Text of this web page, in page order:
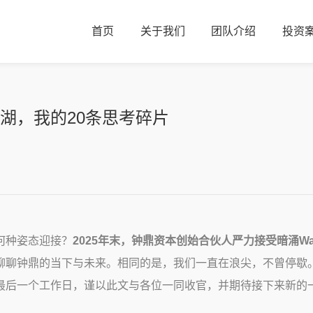
首页 关于我们 团队介绍 投资
，我的20条思考碎片
姿态迎接？ 2025年末，钟鼎资本创始合伙人严力接受暗涌
聊钟鼎的当下与未来。相同的是，我们一直在浪尖，不曾停歇
后一个工作日，谨以此文与各位一同收官，并期待接下来新的